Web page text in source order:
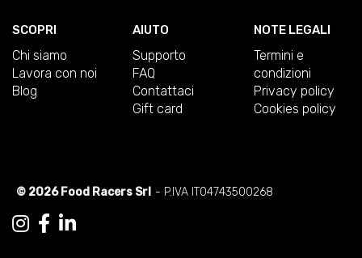
SCOPRI
Chi siamo
Lavora con noi
Blog
AIUTO
Supporto
FAQ
Contattaci
Gift card
NOTE LEGALI
Termini e
condizioni
Privacy policy
Cookies policy
© 2026 Food Racers Srl - P.IVA IT04743500268